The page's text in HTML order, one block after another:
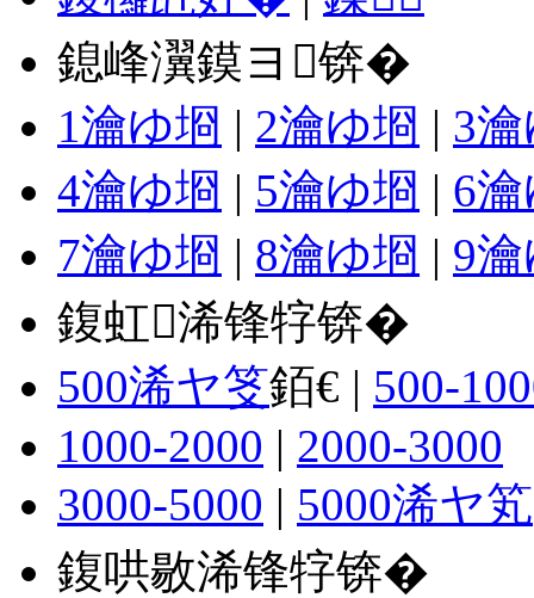
鎴峰瀷鏌ヨ锛�
1瀹ゆ埛 | 2瀹ゆ埛 | 3
4瀹ゆ埛 | 5瀹ゆ埛 | 6
7瀹ゆ埛 | 8瀹ゆ埛 | 9
鍑虹浠锋牸锛�
500浠ヤ笅銆€ | 500-
1000-2000 | 2000-3000
3000-5000 | 5000浠ヤ笂
鍑哄敭浠锋牸锛�